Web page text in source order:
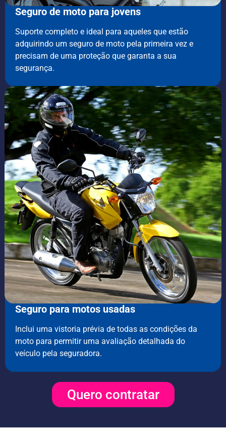
Seguro de moto para jovens
Suporte completo e ideal para aqueles que estão
adquirindo um seguro de moto pela primeira vez e
precisam de uma proteção que garanta a sua
segurança.
Seguro para motos usadas
Inclui uma vistoria prévia de todas as condições da
moto para permitir uma avaliação detalhada do
veículo pela seguradora.
Quero contratar